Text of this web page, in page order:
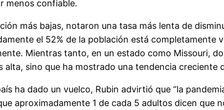
menos confiable.
más bajas, notaron una tasa más lenta de
el 52% de la población está completamente
Mientras tanto, en un estado como Missouri,
alta, sino que ha mostrado una tendencia creciente
ha dado un vuelco, Rubin advirtió que “la
aproximadamente 1 de cada 5 adultos dicen que